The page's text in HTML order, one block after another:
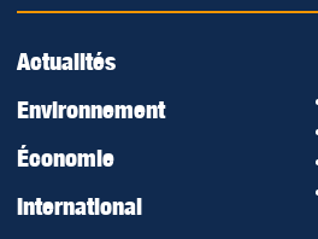
Actualités
Environnement
Économie
International